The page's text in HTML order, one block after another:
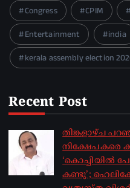
Congress CPIM
Entertainment
india
kerala assembly election
Recent Post
തിങ്കളാഴ്ച
നിക്ഷേപകരെ
‘കൊച്ചിയിൽ
കണ്ടു’;